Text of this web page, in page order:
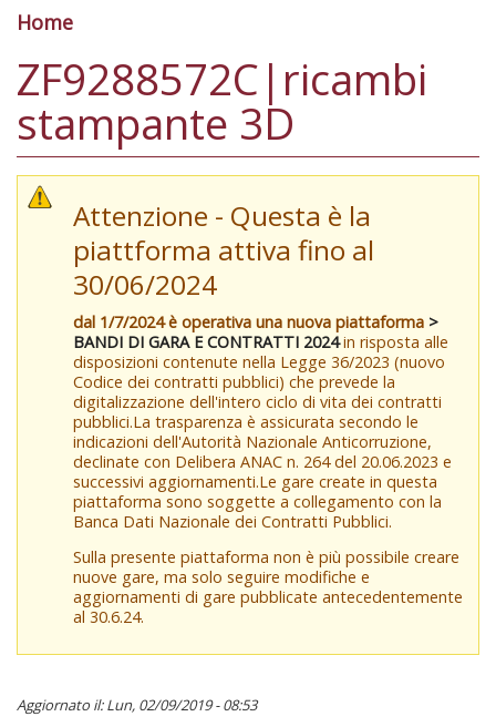
Tu sei qui
Home
ZF9288572C|ricambi
stampante 3D
Attenzione - Questa è la
piattforma attiva fino al
30/06/2024
dal 1/7/2024 è operativa una nuova piattaforma >
BANDI DI GARA E CONTRATTI 2024in risposta alle
disposizioni contenute nella Legge 36/2023 (nuovo
Codice dei contratti pubblici) che prevede la
digitalizzazione dell'intero ciclo di vita dei contratti
pubblici.La trasparenza è assicurata secondo le
indicazioni dell'Autorità Nazionale Anticorruzione,
declinate con Delibera ANAC n. 264 del 20.06.2023 e
successivi aggiornamenti.Le gare create in questa
piattaforma sono soggette a collegamento con la
Banca Dati Nazionale dei Contratti Pubblici.
Sulla presente piattaforma non è più possibile creare
nuove gare, ma solo seguire modifiche e
aggiornamenti di gare pubblicate antecedentemente
al 30.6.24.
Aggiornato il: Lun, 02/09/2019 - 08:53